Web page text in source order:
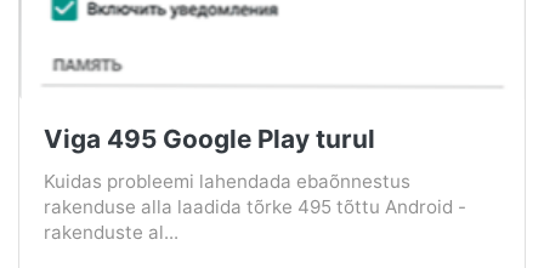
Viga 495 Google Play turul
Kuidas probleemi lahendada ebaõnnestus
rakenduse alla laadida tõrke 495 tõttu Android -
rakenduste al...